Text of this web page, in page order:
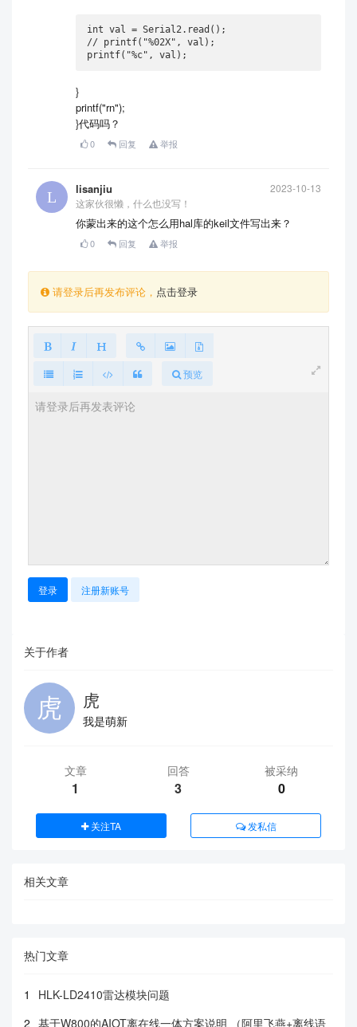
int val = Serial2.read();
// printf("%02X", val);
printf("%c", val);
}
printf("rn");
}代码吗？
0 回复 举报
lisanjiu
2023-10-13
这家伙很懒，什么也没写！
你蒙出来的这个怎么用hal库的keil文件写出来？
0 回复 举报
请登录后再发布评论， 点击登录
预览
登录 注册新账号
关于作者
虎
我是萌新
文章
1
回答
3
被采纳
0
关注TA 发私信
相关文章
热门文章
1
HLK-LD2410雷达模块问题
2 基于W800的AIOT离在线一体方案说明 （阿里飞燕+离线语